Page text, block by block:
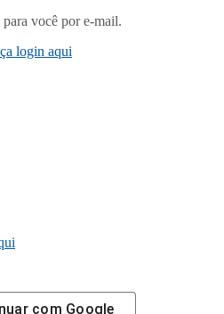
você por e-mail.
login aqui
com Google